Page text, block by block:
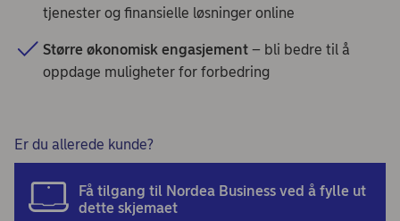
tjenester og finansielle løsninger online
Større økonomisk engasjement – bli bedre til å
oppdage muligheter for forbedring
Er du allerede kunde?
Få tilgang til Nordea Business ved å fylle ut
dette skjemaet